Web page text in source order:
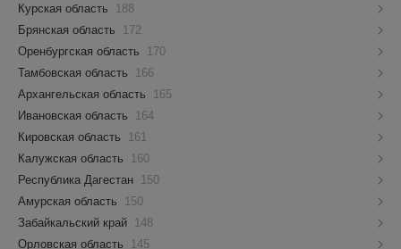
Курская область
188
Брянская область
172
Оренбургская область
170
Тамбовская область
166
Архангельская область
165
Ивановская область
164
Кировская область
161
Калужская область
160
Республика Дагестан
150
Амурская область
150
Забайкальский край
148
Орловская область
145